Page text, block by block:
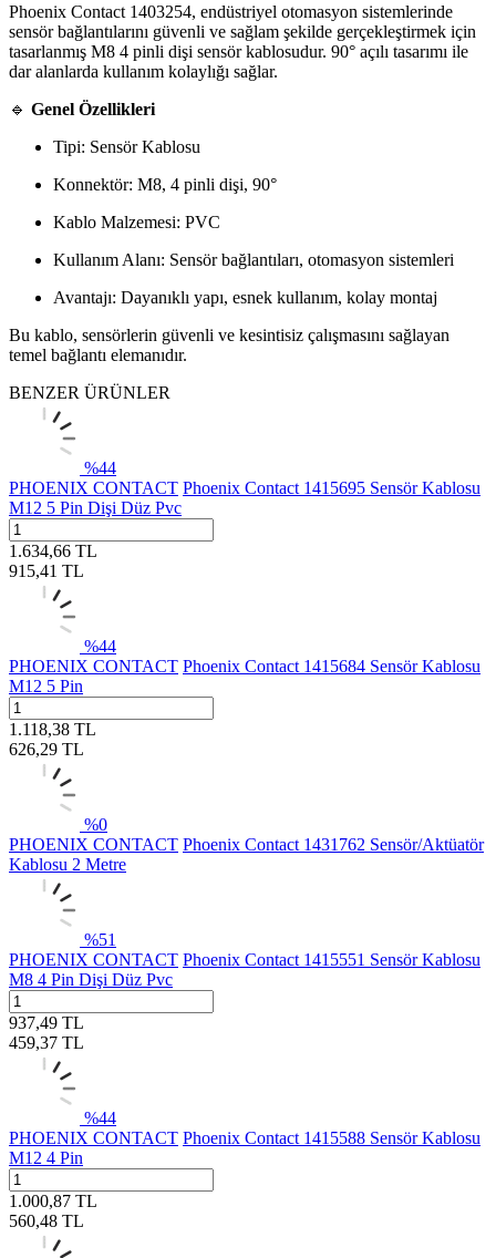
Phoenix Contact 1403254, endüstriyel otomasyon sistemlerinde
sensör bağlantılarını güvenli ve sağlam şekilde gerçekleştirmek için
tasarlanmış M8 4 pinli dişi sensör kablosudur. 90° açılı tasarımı ile
dar alanlarda kullanım kolaylığı sağlar.
🔹 Genel Özellikleri
Tipi: Sensör Kablosu
Konnektör: M8, 4 pinli dişi, 90°
Kablo Malzemesi: PVC
Kullanım Alanı: Sensör bağlantıları, otomasyon sistemleri
Avantajı: Dayanıklı yapı, esnek kullanım, kolay montaj
Bu kablo, sensörlerin güvenli ve kesintisiz çalışmasını sağlayan
temel bağlantı elemanıdır.
BENZER ÜRÜNLER
%44
PHOENIX CONTACT Phoenix Contact 1415695 Sensör Kablosu
M12 5 Pin Dişi Düz Pvc
1.634,66 TL
915,41 TL
%44
PHOENIX CONTACT Phoenix Contact 1415684 Sensör Kablosu
M12 5 Pin
1.118,38 TL
626,29 TL
%0
PHOENIX CONTACT Phoenix Contact 1431762 Sensör/Aktüatör
Kablosu 2 Metre
%51
PHOENIX CONTACT Phoenix Contact 1415551 Sensör Kablosu
M8 4 Pin Dişi Düz Pvc
937,49 TL
459,37 TL
%44
PHOENIX CONTACT Phoenix Contact 1415588 Sensör Kablosu
M12 4 Pin
1.000,87 TL
560,48 TL